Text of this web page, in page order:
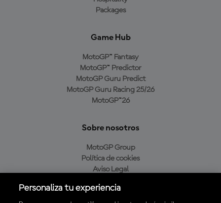
Packages
Game Hub
MotoGP™ Fantasy
MotoGP™ Predictor
MotoGP Guru Predict
MotoGP Guru Racing 25/26
MotoGP™26
Sobre nosotros
MotoGP Group
Política de cookies
Aviso Legal
Política de compra
Personaliza tu experiencia